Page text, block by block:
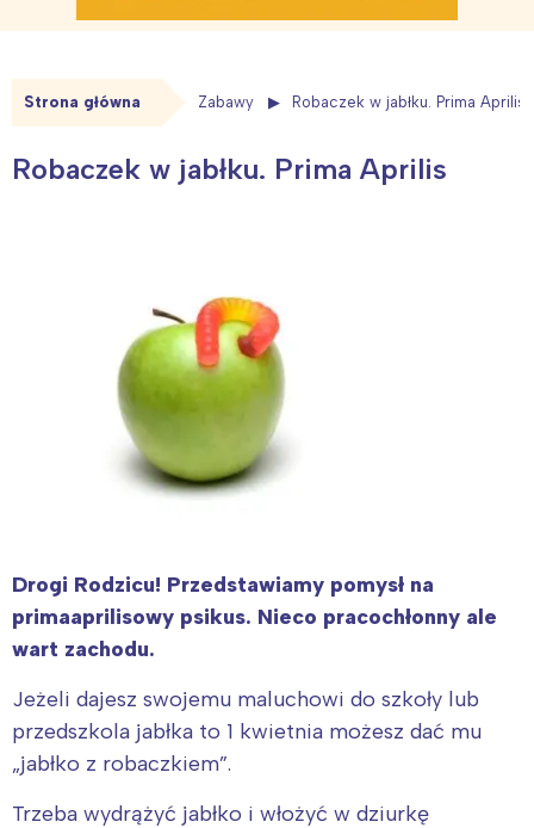
Strona główna Zabawy Robaczek w jabłku. Prima Aprilis
Robaczek w jabłku. Prima Aprilis
Drogi Rodzicu! Przedstawiamy pomysł na
primaaprilisowy psikus. Nieco pracochłonny ale
wart zachodu.
Jeżeli dajesz swojemu maluchowi do szkoły lub
przedszkola jabłka to 1 kwietnia możesz dać mu
„jabłko z robaczkiem”.
Trzeba wydrążyć jabłko i włożyć w dziurkę